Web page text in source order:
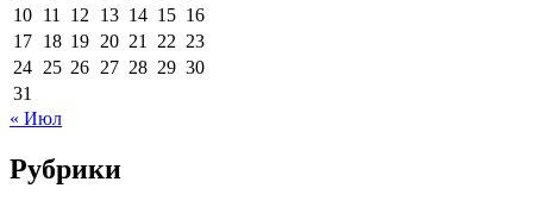
10 11 12 13 14 15 16
17 18 19 20 21 22 23
24 25 26 27 28 29 30
31
« Июл
Рубрики